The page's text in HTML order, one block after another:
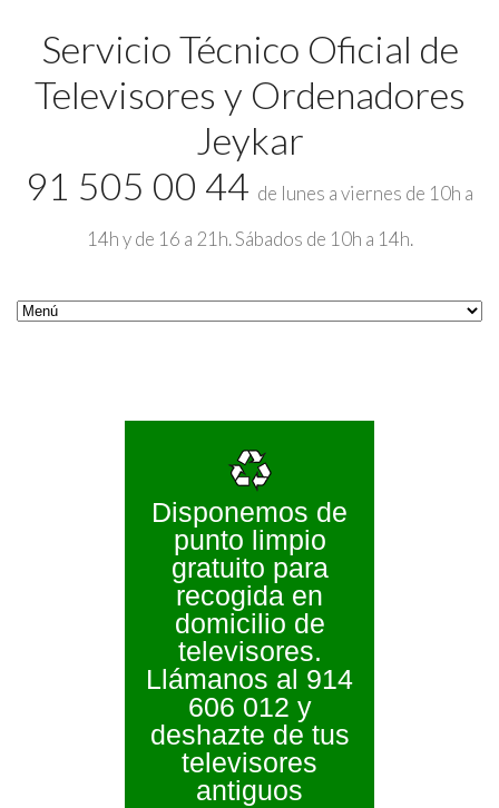
Servicio Técnico Oficial de
Televisores y Ordenadores
Jeykar
91 505 00 44 de lunes a viernes de 10h a
14h y de 16 a 21h. Sábados de 10h a 14h.
Disponemos de
punto limpio
gratuito para
recogida en
domicilio de
televisores.
Llámanos al 914
606 012 y
deshazte de tus
televisores
antiguos